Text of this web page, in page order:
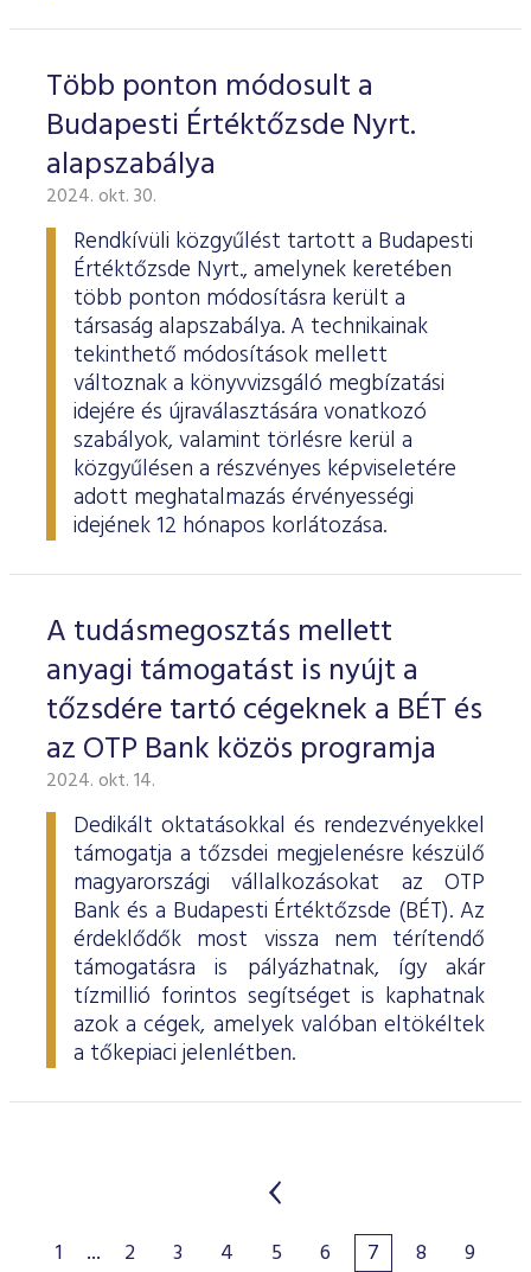
Több ponton módosult a
Budapesti Értéktőzsde Nyrt.
alapszabálya
2024. okt. 30.
Rendkívüli közgyűlést tartott a Budapesti
Értéktőzsde Nyrt., amelynek keretében
több ponton módosításra került a
társaság alapszabálya. A technikainak
tekinthető módosítások mellett
változnak a könyvvizsgáló megbízatási
idejére és újraválasztására vonatkozó
szabályok, valamint törlésre kerül a
közgyűlésen a részvényes képviseletére
adott meghatalmazás érvényességi
idejének 12 hónapos korlátozása.
A tudásmegosztás mellett
anyagi támogatást is nyújt a
tőzsdére tartó cégeknek a BÉT és
az OTP Bank közös programja
2024. okt. 14.
Dedikált oktatásokkal és rendezvényekkel
támogatja a tőzsdei megjelenésre készülő
magyarországi vállalkozásokat az OTP
Bank és a Budapesti Értéktőzsde (BÉT). Az
érdeklődők most vissza nem térítendő
támogatásra is pályázhatnak, így akár
tízmillió forintos segítséget is kaphatnak
azok a cégek, amelyek valóban eltökéltek
a tőkepiaci jelenlétben.
1 ... 2 3 4 5 6 7 8
9